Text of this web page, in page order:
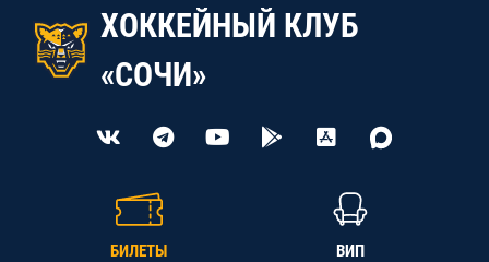
ХОККЕЙНЫЙ КЛУБ
«СОЧИ»
БИЛЕТЫ ВИП